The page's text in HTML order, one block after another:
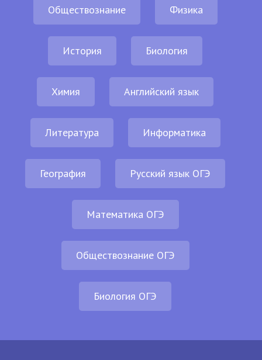
Обществознание Физика
История Биология
Химия Английский язык
Литература Информатика
География Русский язык ОГЭ
Математика ОГЭ
Обществознание ОГЭ
Биология ОГЭ